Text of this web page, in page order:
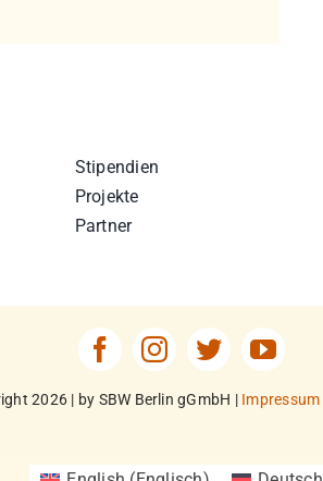
Stipendien
Projekte
Partner
2026 | by SBW Berlin gGmbH | Impressum